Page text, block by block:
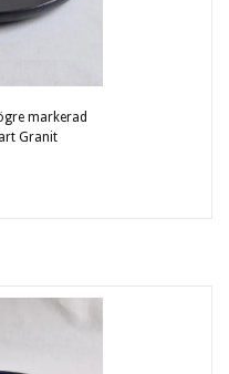
markerad
Granit